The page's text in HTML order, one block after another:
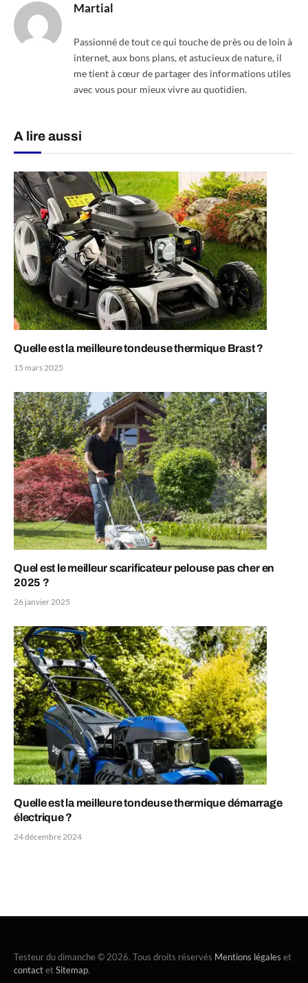
Martial
Passionné de tout ce qui touche de près ou de loin à
internet, aux bons plans, et astucieux de nature, il
me tient à cœur de partager des informations utiles
avec vous pour mieux vivre au quotidien.
A lire aussi
Quelle est la meilleure tondeuse thermique Brast ?
15 mars 2025
Quel est le meilleur scarificateur pelouse pas cher en
2025 ?
26 janvier 2025
Quelle est la meilleure tondeuse thermique démarrage
électrique ?
24 décembre 2024
Testeur du dimanche © 2026. Tous droits réservés Mentions légales et
contactetSitemap.